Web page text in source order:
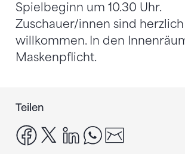
Spielbeginn um 10.30 Uhr.
Zuschauer/innen sind herzlich
willkommen. In den
Maskenpflicht.
Teilen
facebook
x linkedinwhatsapp